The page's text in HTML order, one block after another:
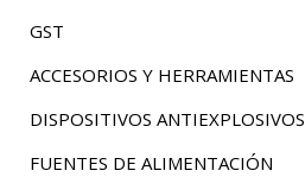
GST
ACCESORIOS Y HERRAMIENTAS
DISPOSITIVOS ANTIEXPLOSIVOS
FUENTES DE ALIMENTACIÓN